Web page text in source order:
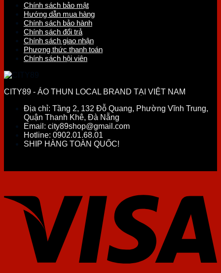
Chính sách bảo mật
Hướng dẫn mua hàng
Chính sách bảo hành
Chính sách đổi trả
Chính sách giao nhận
Phương thức thanh toán
Chính sách hội viên
CITY89 - ÁO THUN LOCAL BRAND TẠI VIỆT NAM
Địa chỉ: Tầng 2, 132 Đỗ Quang, Phường Vĩnh Trung,
Quận Thanh Khê, Đà Nẵng
Email: city89shop@gmail.com
Hotline: 0902.01.68.01
SHIP HÀNG TOÀN QUỐC!